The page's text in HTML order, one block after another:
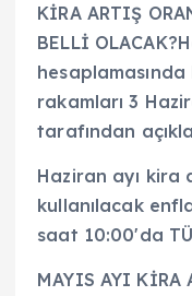
KİRA ARTIŞ
BELLİ
rakamları 3
tarafından
Haziran ayı kira
kullanılacak
saat 10:00'da
MAYIS AYI KİRA